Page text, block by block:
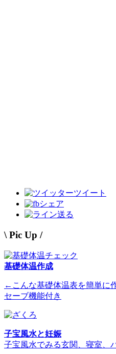
ツイート
シェア
送る
\ Pic Up /
基礎体温作成
←こんな基礎体温表を簡単に
セーブ機能付き
子宝風水と妊娠
子宝風水でみる玄関、寝室、